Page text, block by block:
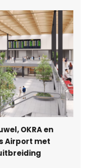
OKRA en
Airport met